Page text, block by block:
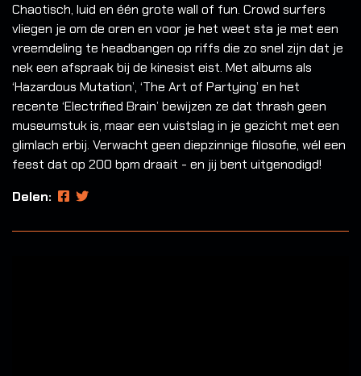
Chaotisch, luid en één grote wall of fun. Crowd surfers
vliegen je om de oren en voor je het weet sta je met een
vreemdeling te headbangen op riffs die zo snel zijn dat je
nek een afspraak bij de kinesist eist. Met albums als
‘Hazardous Mutation’, ‘The Art of Partying’ en het
recente ‘Electrified Brain’ bewijzen ze dat thrash geen
museumstuk is, maar een vuistslag in je gezicht met een
glimlach erbij. Verwacht geen diepzinnige filosofie, wél een
feest dat op 200 bpm draait - en jij bent uitgenodigd!
Delen: